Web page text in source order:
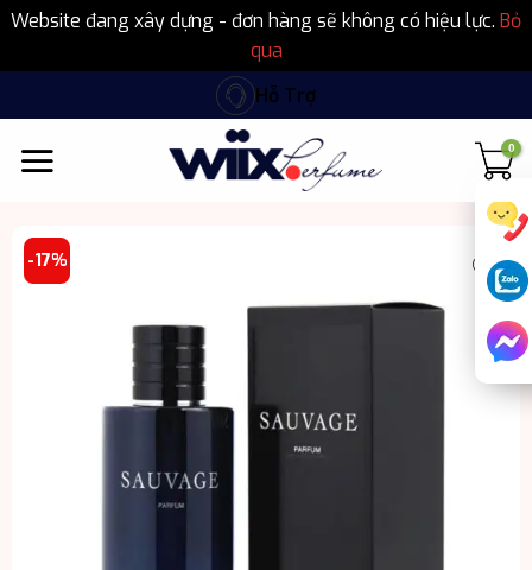
Website đang xây dựng - đơn hàng sẽ không có hiệu lực. Bỏ
qua
qua
nội
dung
Hỗ Trợ
-17%